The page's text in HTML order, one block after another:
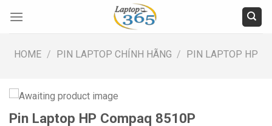
HOME / PIN LAPTOP CHÍNH HÃNG / PIN LAPTOP HP
Pin Laptop HP Compaq 8510P